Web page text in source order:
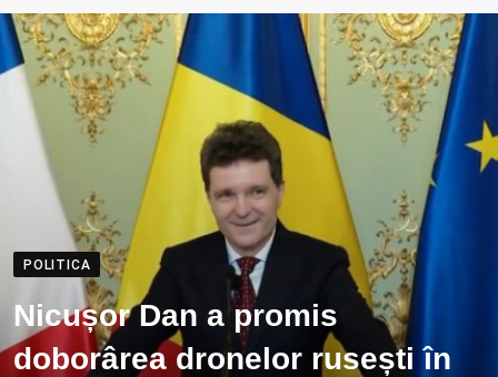
POLITICA
Nicușor Dan a promis
doborârea dronelor rusești în